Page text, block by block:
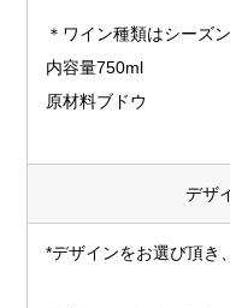
＊ワイン種類はシーズ
内容量750ml
原材料ブドウ
デザ
*デザインをお選び頂き